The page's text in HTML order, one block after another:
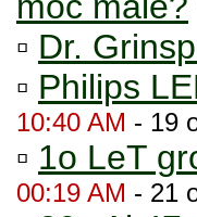
▫ Dr.
▫ Philips
10:40 AM - 19
▫ 1o LeT
00:19 AM - 21